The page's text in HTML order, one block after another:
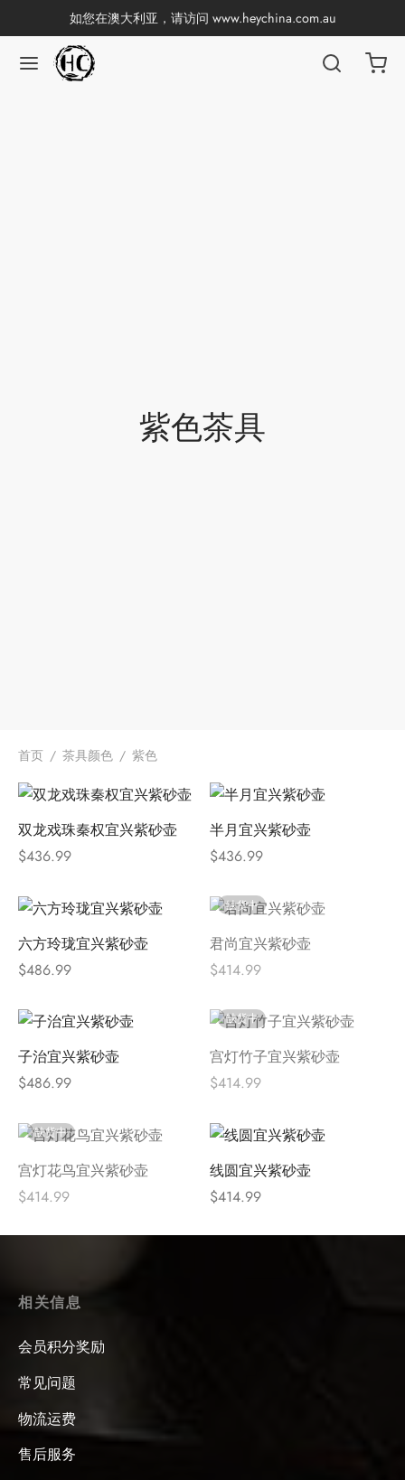
如您在澳大利亚，请访问 www.heychina.com.au
紫色茶具
首页 / 茶具颜色 / 紫色
双龙戏珠秦权宜兴紫砂壶
$436.99
半月宜兴紫砂壶
$436.99
六方玲珑宜兴紫砂壶
$486.99
缺货中
君尚宜兴紫砂壶
$414.99
子治宜兴紫砂壶
$486.99
缺货中
宫灯竹子宜兴紫砂壶
$414.99
缺货中
宫灯花鸟宜兴紫砂壶
$414.99
线圆宜兴紫砂壶
$414.99
相关信息
会员积分奖励
常见问题
物流运费
售后服务